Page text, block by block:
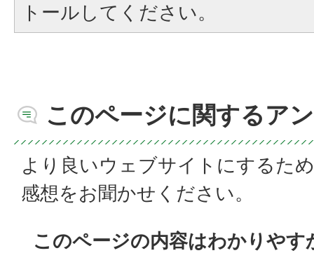
トールしてください。
このページに関するア
より良いウェブサイトにするた
感想をお聞かせください。
このページの内容はわかりやす